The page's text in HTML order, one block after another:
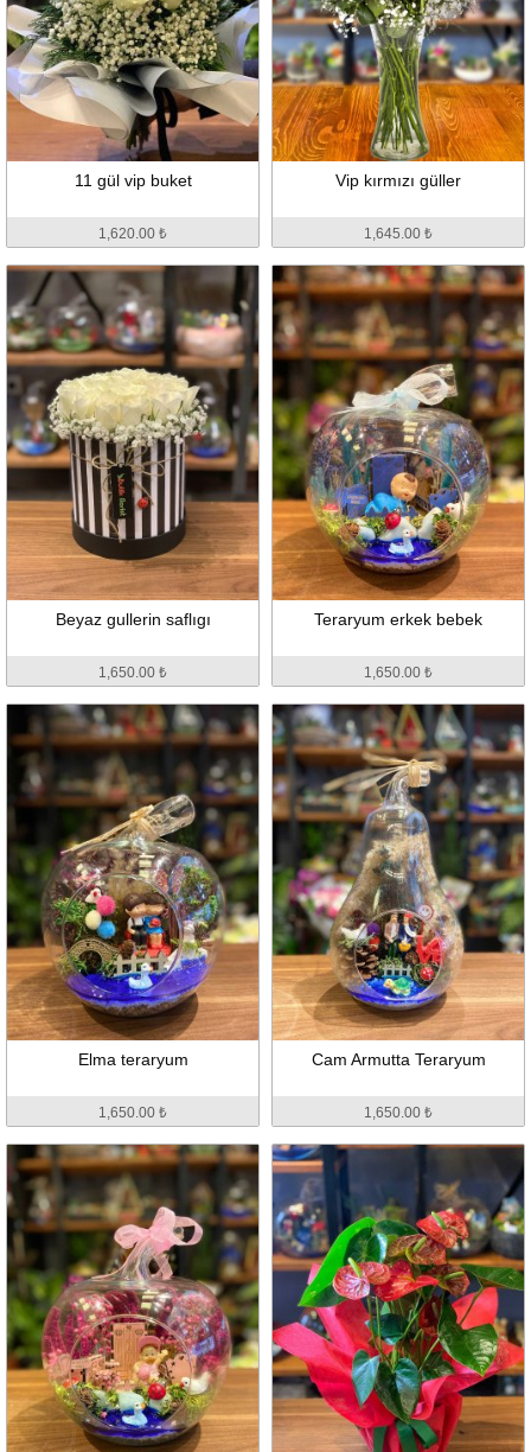
11 gül vip buket
1,620.00 ₺
Vip kırmızı güller
1,645.00 ₺
Beyaz gullerin saflıgı
1,650.00 ₺
Teraryum erkek bebek
1,650.00 ₺
Elma teraryum
1,650.00 ₺
Cam Armutta Teraryum
1,650.00 ₺